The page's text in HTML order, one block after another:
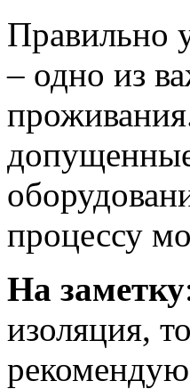
Правильно
– одно из
процессу
На заметку
изоляция,